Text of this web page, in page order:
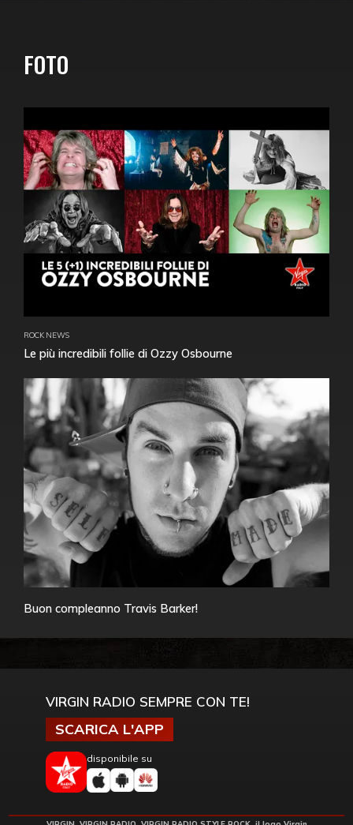
FOTO
ROCK NEWS
Le più incredibili follie di Ozzy Osbourne
Buon compleanno Travis Barker!
VIRGIN RADIO SEMPRE CON TE!
SCARICA L'APP
disponibile su